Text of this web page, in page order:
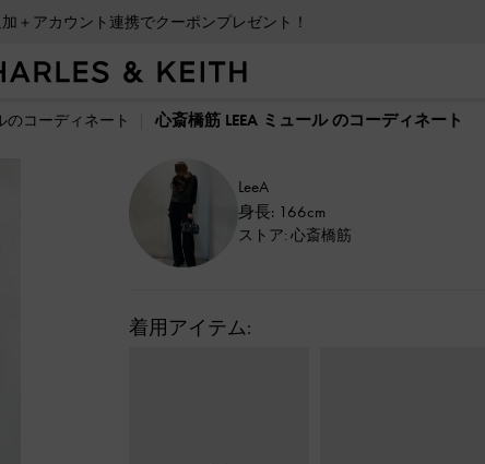
＋アカウント連携でクーポンプレゼント！
のコーディネート 心斎橋筋 LEEA ミュール のコーディネート
LeeA
身長: 166cm
ストア: 心斎橋筋
着用アイテム: